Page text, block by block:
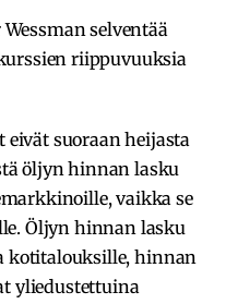
selventää
riippuvuuksia
suoraan heijasta
öljyn hinnan lasku
vaikka se
Öljyn hinnan lasku
kotitalouksille, hinnan
yliedustettuina